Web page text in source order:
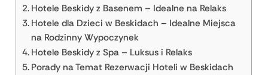
Hotele Beskidy z Basenem – Idealne na Relaks
Hotele dla Dzieci w Beskidach – Idealne Miejsca
na Rodzinny Wypoczynek
Hotele Beskidy z Spa – Luksus i Relaks
Porady na Temat Rezerwacji Hoteli w Beskidach